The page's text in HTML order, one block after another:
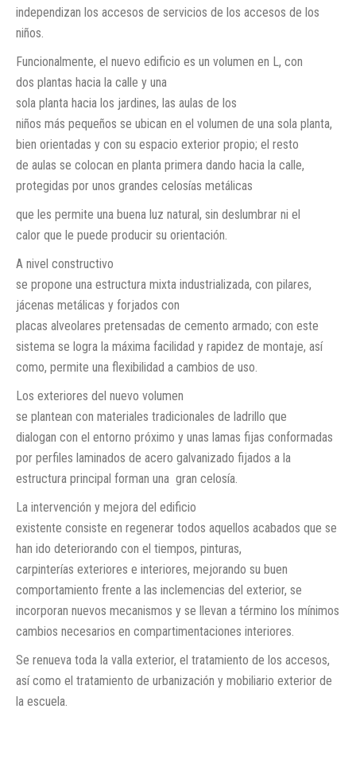
independizan los accesos de servicios de los accesos de los
niños.
Funcionalmente, el nuevo edificio es un volumen en L, con
dos plantas hacia la calle y una
sola planta hacia los jardines, las aulas de los
niños más pequeños se ubican en el volumen de una sola planta,
bien orientadas y con su espacio exterior propio; el resto
de aulas se colocan en planta primera dando hacia la calle,
protegidas por unos grandes celosías metálicas
que les permite una buena luz natural, sin deslumbrar ni el
calor que le puede producir su orientación.
A nivel constructivo
se propone una estructura mixta industrializada, con pilares,
jácenas metálicas y forjados con
placas alveolares pretensadas de cemento armado; con este
sistema se logra la máxima facilidad y rapidez de montaje, así
como, permite una flexibilidad a cambios de uso.
Los exteriores del nuevo volumen
se plantean con materiales tradicionales de ladrillo que
dialogan con el entorno próximo y unas lamas fijas conformadas
por perfiles laminados de acero galvanizado fijados a la
estructura principal forman una gran celosía.
La intervención y mejora del edificio
existente consiste en regenerar todos aquellos acabados que se
han ido deteriorando con el tiempos, pinturas,
carpinterías exteriores e interiores, mejorando su buen
comportamiento frente a las inclemencias del exterior, se
incorporan nuevos mecanismos y se llevan a término los mínimos
cambios necesarios en compartimentaciones interiores.
Se renueva toda la valla exterior, el tratamiento de los accesos,
así como el tratamiento de urbanización y mobiliario exterior de
la escuela.